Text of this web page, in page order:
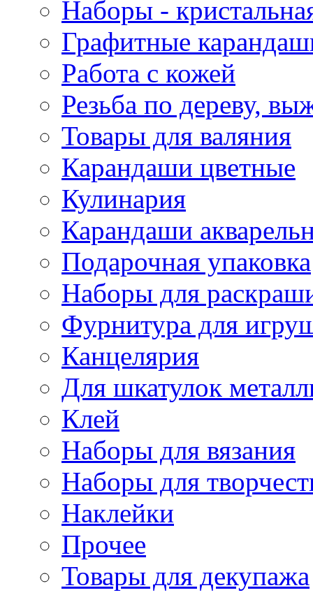
Наборы -
Графитные
Работа с кожей
Резьба по дереву,
Товары для валяния
Карандаши цветные
Кулинария
Карандаши
Подарочная упаковка
Наборы для
Фурнитура для
Канцелярия
Для шкатулок
Клей
Наборы для вязания
Наборы для
Наклейки
Прочее
Товары для декупажа